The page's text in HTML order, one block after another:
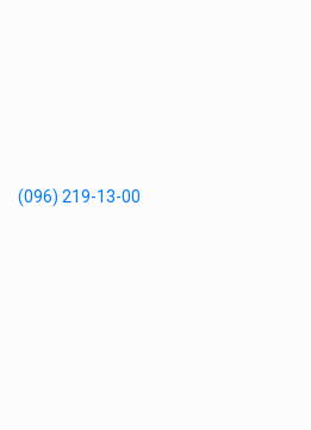
(096) 219-13-00